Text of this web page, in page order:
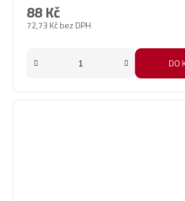
72,73 Kč bez DPH
88 Kč
DO